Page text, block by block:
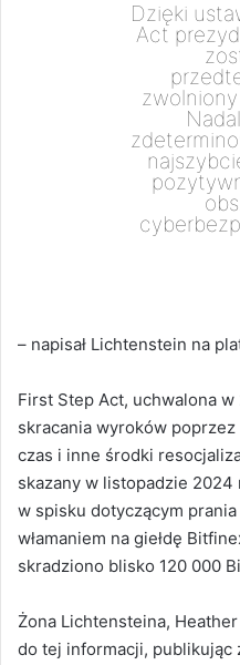
Dzięki
Act
– napisał Lichtenstein na
First Step Act, uchwalona
skracania wyroków
czas i inne środki
skazany w listopadzie 2024
w spisku dotyczącym
włamaniem na giełdę
skradziono blisko 120 000
Żona Lichtensteina,
do tej informacji, publikując